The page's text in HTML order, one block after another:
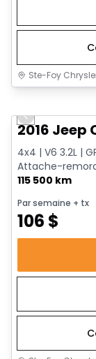
Ste-Foy
Previous slide
2016 Jeep
4x4 | V6 3.2L |
Attache-
115 500 km
Par semaine + tx
106 $